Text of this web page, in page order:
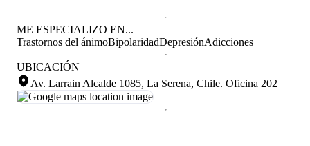
ME ESPECIALIZO EN...
Trastornos del ánimoBipolaridadDepresiónAdicciones
UBICACIÓN
Av. Larrain Alcalde 1085, La Serena, Chile. Oficina 202